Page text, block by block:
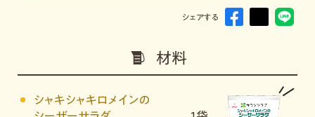
シェアする
材料
シャキシャキロメインの